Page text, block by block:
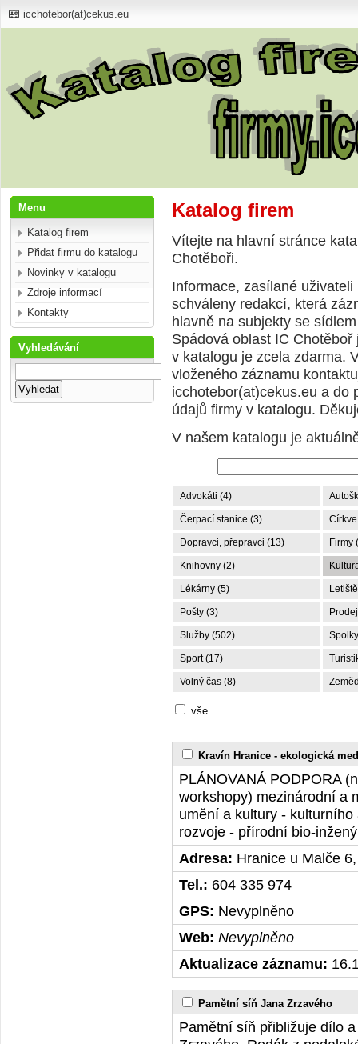
icchotebor(at)cekus.eu
Menu
Katalog firem
Přidat firmu do katalogu
Novinky v katalogu
Zdroje informací
Kontakty
Vyhledávání
Katalog firem
Vítejte na hlavní stránce
Chotěboři.
Informace, zasílané
schváleny redakcí, která
hlavně na subjekty se
Spádová oblast IC
v katalogu je zcela zdarma.
vloženého záznamu
icchotebor(at)cekus.eu a do
údajů firmy v katalogu.
V našem katalogu je
Advokáti (4)
Čerpací stanice (3)
Dopravci, přepravci (13) Firmy
Knihovny (2)
Lékárny (5)
Pošty (3)
Služby (502)
Sport (17)
Volný čas (8)
vše
Kravín Hranice - ekologická
PLÁNOVANÁ PODPORA
workshopy) mezinárodní a
umění a kultury -
rozvoje - přírodní bio-
Adresa: Hranice u Malče
Tel.: 604 335 974
GPS: Nevyplněno
Web: Nevyplněno
Aktualizace záznamu:
Pamětní síň Jana Zrzavého
Pamětní síň přibližuje dílo